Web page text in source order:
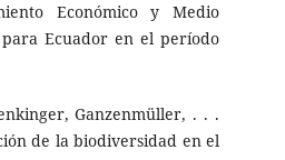
Económico y Medio
Ecuador en el período
Ganzenmüller, . . .
de la biodiversidad en el